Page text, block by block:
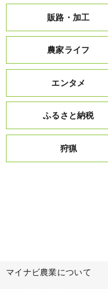
販路・加工
農家ライフ
エンタメ
ふるさと納税
狩猟
マイナビ農業について